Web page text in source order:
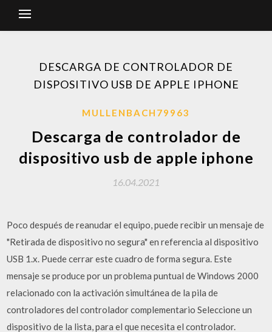
DESCARGA DE CONTROLADOR DE
DISPOSITIVO USB DE APPLE IPHONE
MULLENBACH79963
Descarga de controlador de
dispositivo usb de apple iphone
16.04.2021
Poco después de reanudar el equipo, puede recibir un mensaje de
"Retirada de dispositivo no segura" en referencia al dispositivo
USB 1.x. Puede cerrar este cuadro de forma segura. Este
mensaje se produce por un problema puntual de Windows 2000
relacionado con la activación simultánea de la pila de
controladores del controlador complementario Seleccione un
dispositivo de la lista, para el que necesita el controlador.